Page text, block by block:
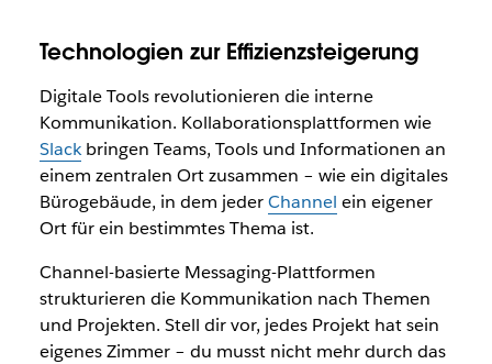
Technologien zur Effizienzsteigerung
Digitale Tools revolutionieren die interne
Kommunikation. Kollaborationsplattformen wie
Slackbringen Teams, Tools und Informationen an
einem zentralen Ort zusammen – wie ein digitales
Bürogebäude, in dem jederChannel ein eigener
Ort für ein bestimmtes Thema ist.
Channel-basierte Messaging-Plattformen
strukturieren die Kommunikation nach Themen
und Projekten. Stell dir vor, jedes Projekt hat sein
eigenes Zimmer – du musst nicht mehr durch das